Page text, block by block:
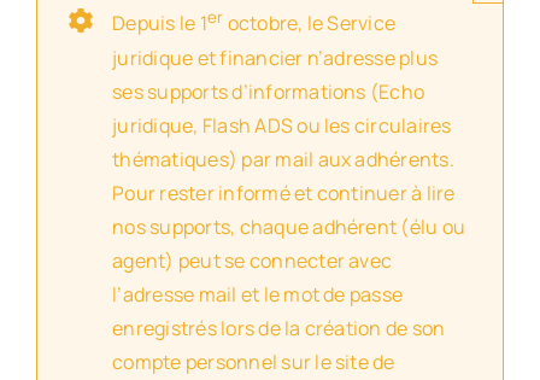
Depuis le 1er octobre, le Service
juridique et financier n’adresse plus
ses supports d’informations (Echo
juridique, Flash ADS ou les circulaires
thématiques) par mail aux adhérents.
Pour rester informé et continuer à lire
nos supports, chaque adhérent (élu ou
agent) peut se connecter avec
l’adresse mail et le mot de passe
enregistrés lors de la création de son
compte personnel sur le site de